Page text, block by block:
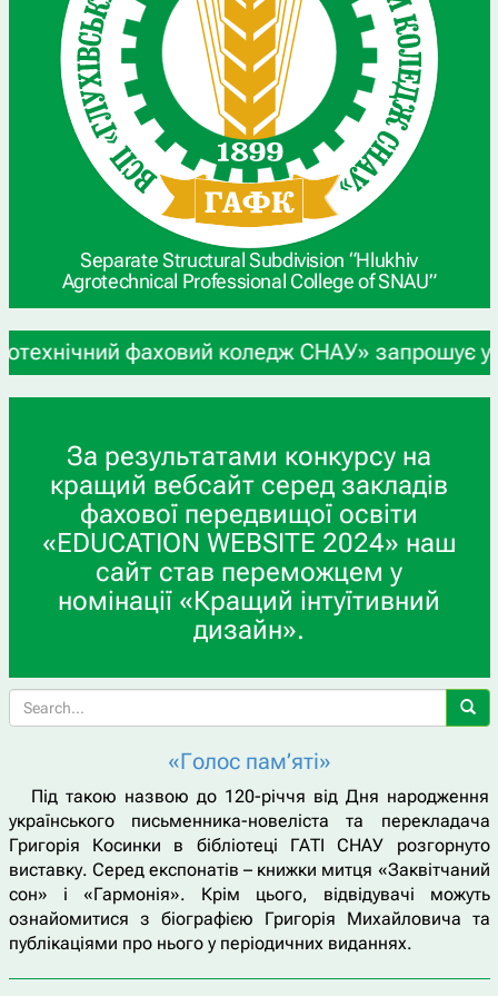
Separate Structural Subdivision “Hlukhiv
Agrotechnical Professional College of SNAU”
фаховий коледж СНАУ» запрошує учнів 9-
За результатами конкурсу на
кращий вебсайт серед закладів
фахової передвищої освіти
«EDUCATION WEBSITE 2024» наш
сайт став переможцем у
номінації «Кращий інтуїтивний
дизайн».
«Голос пам’яті»
Під такою назвою до 120-річчя від Дня народження
українського письменника-новеліста та перекладача
Григорія Косинки в бібліотеці ГАТІ СНАУ розгорнуто
виставку. Серед експонатів – книжки митця «Заквітчаний
сон» і «Гармонія». Крім цього, відвідувачі можуть
ознайомитися з біографією Григорія Михайловича та
публікаціями про нього у періодичних виданнях.